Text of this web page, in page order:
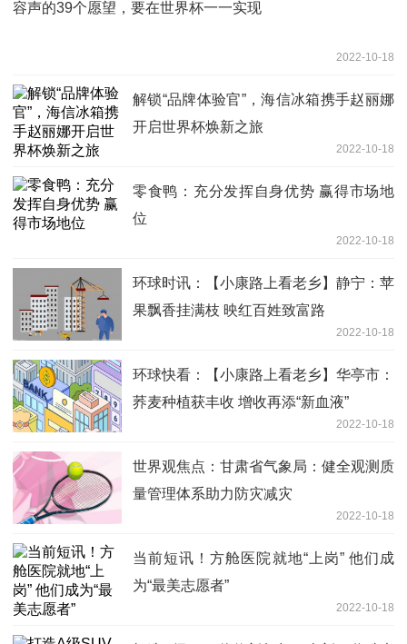
容声的39个愿望，要在世界杯一一实现
2022-10-18
解锁“品牌体验官”，海信冰箱携手赵丽娜
开启世界杯焕新之旅
2022-10-18
零食鸭：充分发挥自身优势 赢得市场地
位
2022-10-18
环球时讯：【小康路上看老乡】静宁：苹
果飘香挂满枝 映红百姓致富路
2022-10-18
环球快看：【小康路上看老乡】华亭市：
荞麦种植获丰收 增收再添“新血液”
2022-10-18
世界观焦点：甘肃省气象局：健全观测质
量管理体系助力防灾减灾
2022-10-18
当前短讯！方舱医院就地“上岗” 他们成
为“最美志愿者”
2022-10-18